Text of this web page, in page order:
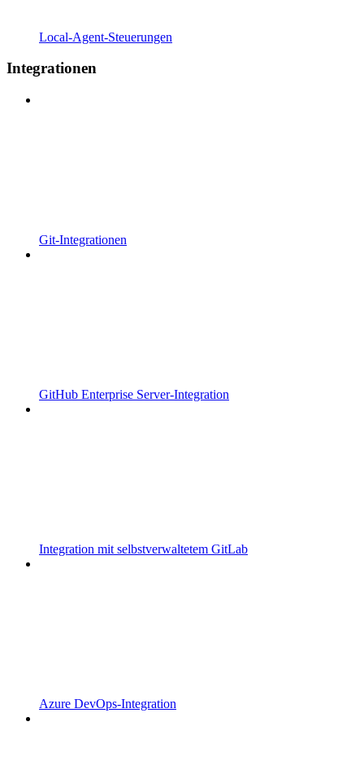
Local-Agent-Steuerungen
Integrationen
Git-Integrationen
GitHub Enterprise Server-Integration
Integration mit selbstverwaltetem GitLab
Azure DevOps-Integration